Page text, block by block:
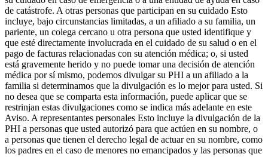
de catástrofe. A otras personas que participan en su cuidado Esto
incluye, bajo circunstancias limitadas, a un afiliado a su familia, un
pariente, un colega cercano u otra persona que usted identifique y
que esté directamente involucrada en el cuidado de su salud o en el
pago de facturas relacionadas con su atención médica; o, si usted
está gravemente herido y no puede tomar una decisión de atención
médica por sí mismo, podemos divulgar su PHI a un afiliado a la
familia si determinamos que la divulgación es lo mejor para usted. Si
no desea que se comparta esta información, puede aplicar que se
restrinjan estas divulgaciones como se indica más adelante en este
Aviso. A representantes personales Esto incluye la divulgación de la
PHI a personas que usted autorizó para que actúen en su nombre, o
a personas que tienen el derecho legal de actuar en su nombre, como
los padres en el caso de menores no emancipados y las personas que